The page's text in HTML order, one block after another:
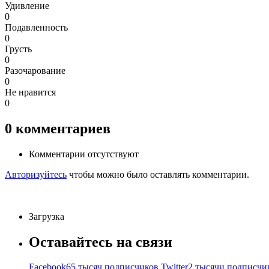
Удивление
0
Подавленность
0
Грусть
0
Разочарование
0
Не нравится
0
0 комментариев
Комментарии отсутствуют
Авторизуйтесь чтобы можно было оставлять комментарии.
Загрузка
Оставайтесь на связи